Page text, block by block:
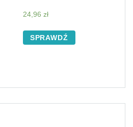
24,96 zł
SPRAWDŹ